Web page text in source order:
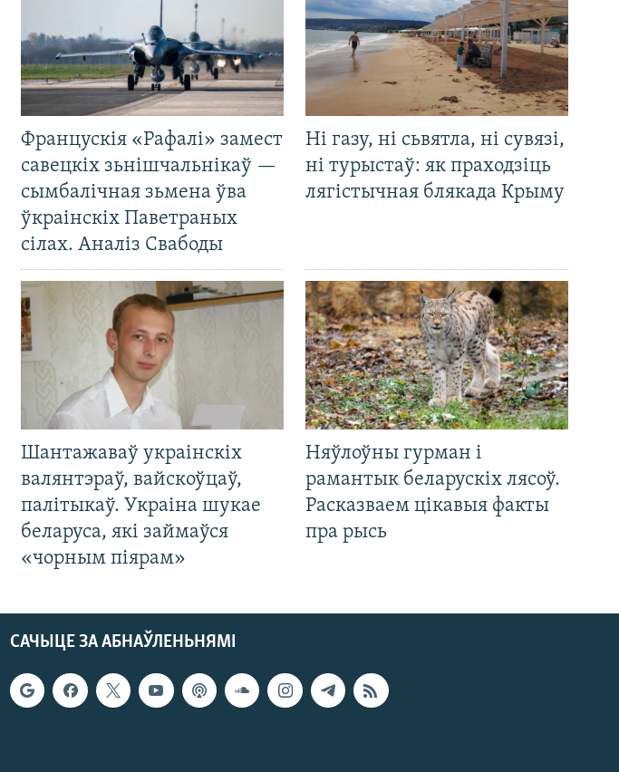
Францускія «Рафалі» замест
савецкіх зьнішчальнікаў —
сымбалічная зьмена ўва
ўкраінскіх Паветраных
сілах. Аналіз Свабоды
Ні газу, ні сьвятла, ні сувязі,
ні турыстаў: як праходзіць
лягістычная блякада Крыму
Шантажаваў украінскіх
валянтэраў, вайскоўцаў,
палітыкаў. Украіна шукае
беларуса, які займаўся
«чорным піярам»
Няўлоўны гурман і
рамантык беларускіх лясоў.
Расказваем цікавыя факты
пра рысь
САЧЫЦЕ ЗА АБНАЎЛЕНЬНЯМІ